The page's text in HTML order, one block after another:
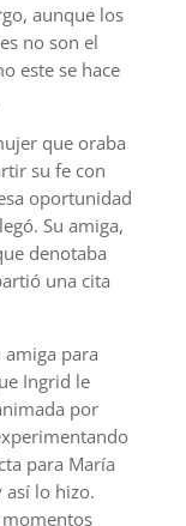
aunque los
no son el
este se hace
que oraba
su fe con
oportunidad
Su amiga,
denotaba
una cita
para
Ingrid le
por
para María
lo hizo.